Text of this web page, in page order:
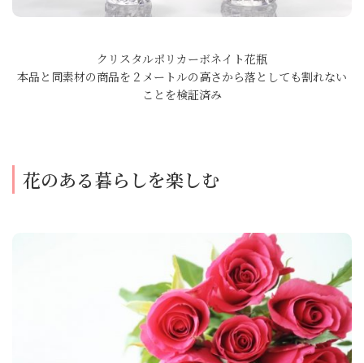
クリスタルポリカーボネイト花瓶
本品と同素材の商品を２メートルの高さから落としても割れない
ことを検証済み
花のある暮らしを楽しむ